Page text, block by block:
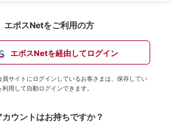
エポスNetをご利用の方
エポスNetを経由してログイン
員サイトにログインしているお客さまは、保存してい
用して自動ログインできます。
カウントはお持ちですか？